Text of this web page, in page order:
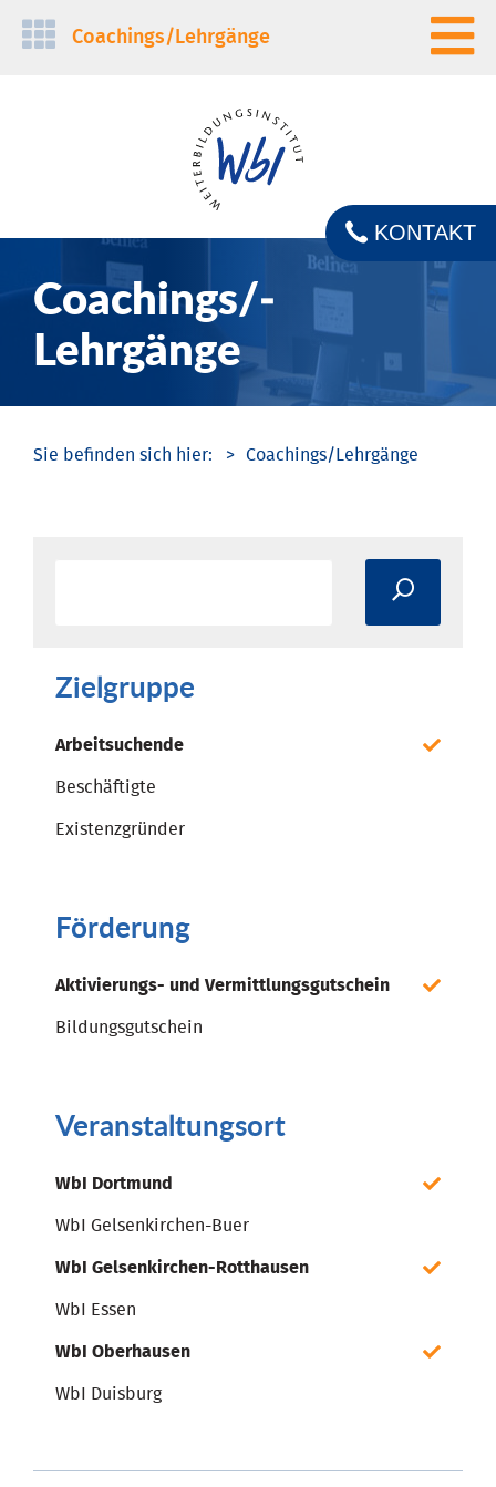
Navigation
Coachings/­Lehrgänge
Coachings/­
Lehrgänge
KONTAKT
Coachings/­Lehrgänge
Zielgruppe
Arbeitsuchende
Beschäftigte
Existenzgründer
Förderung
Aktivierungs- und Vermittlungsgutschein
Bildungsgutschein
Veranstaltungsort
WbI Dortmund
WbI Gelsenkirchen-Buer
WbI Gelsenkirchen-Rotthausen
WbI Essen
WbI Oberhausen
WbI Duisburg